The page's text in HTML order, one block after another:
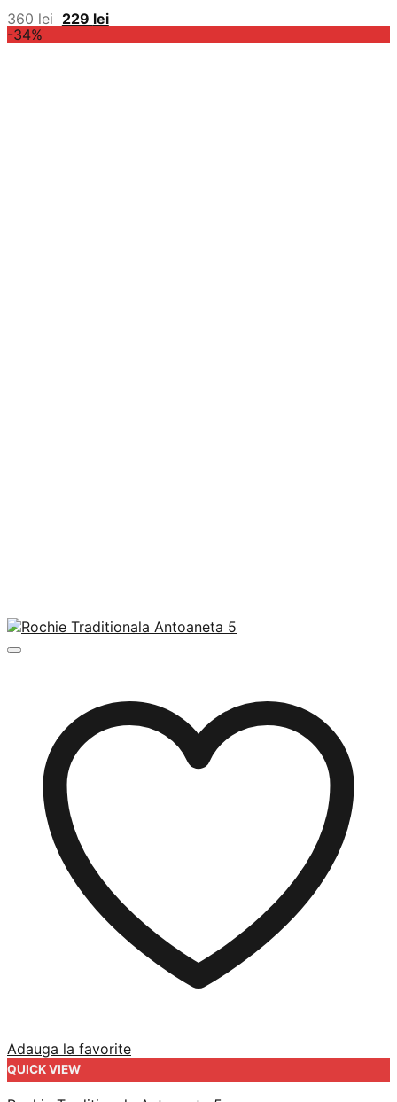
360lei Prețul
inițial
a
229 leiPrețul
curent
este:
-34%
Adauga la favorite
QUICK VIEW